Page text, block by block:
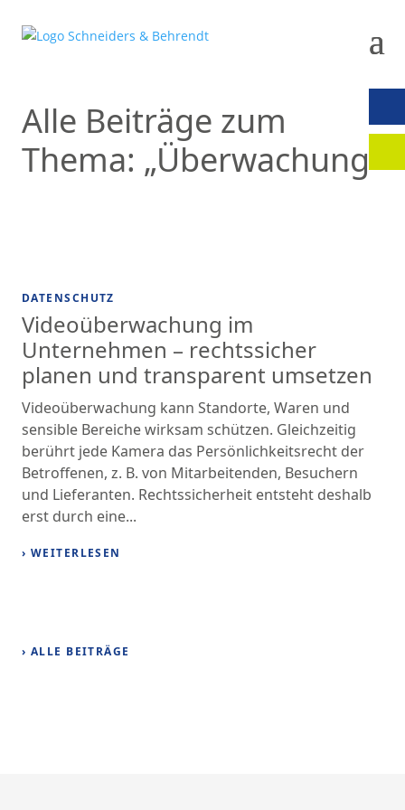
Alle Beiträge zum
Thema: „Überwachung“
DATENSCHUTZ
Videoüberwachung im
Unternehmen – rechtssicher
planen und transparent umsetzen
Videoüberwachung kann Standorte, Waren und
sensible Bereiche wirksam schützen. Gleichzeitig
berührt jede Kamera das Persönlichkeitsrecht der
Betroffenen, z. B. von Mitarbeitenden, Besuchern
und Lieferanten. Rechtssicherheit entsteht deshalb
erst durch eine...
› WEITERLESEN
› ALLE BEITRÄGE